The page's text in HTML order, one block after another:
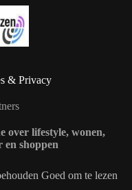
& Privacy
over lifestyle, wonen,
en shoppen
Goed om te lezen